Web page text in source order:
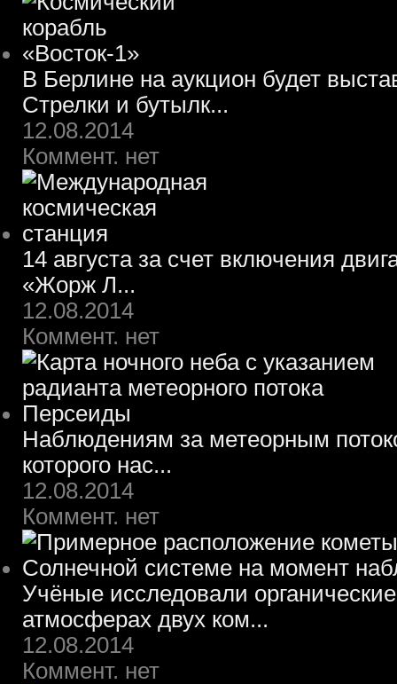
В Берлине на аукцион будет
Стрелки и бутылк...
12.08.2014
Коммент. нет
14 августа за счет включения
«Жорж Л...
12.08.2014
Коммент. нет
Наблюдениям за метеорным
которого нас...
12.08.2014
Коммент. нет
Учёные исследовали
атмосферах двух ком...
12.08.2014
Коммент. нет